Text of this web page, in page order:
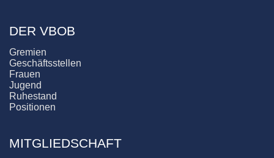
DER VBOB
Gremien
Geschäftsstellen
Frauen
Jugend
Ruhestand
Positionen
MITGLIEDSCHAFT